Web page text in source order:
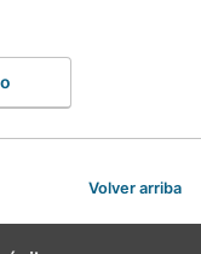
Volver arriba